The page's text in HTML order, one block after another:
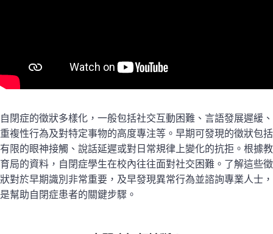
自閉症的徵狀多樣化，一般包括社交互動困難、言語發展遲緩、
重複性行為及對特定事物的高度專注等。早期可發現的徵狀包括
有限的眼神接觸、說話延遲或對日常規律上變化的抗拒。根據教
育局的資料，自閉症學生在校內往往面對社交困難。了解這些徵
狀對於早期識別非常重要，及早發現異常行為並諮詢專業人士，
是幫助自閉症患者的關鍵步驟。